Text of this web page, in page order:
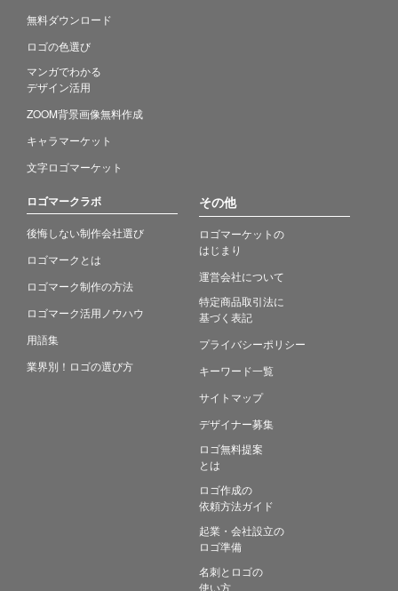
無料ダウンロード
ロゴの色選び
マンガでわかる
デザイン活用
ZOOM背景画像無料作成
キャラマーケット
文字ロゴマーケット
ロゴマークラボ
後悔しない制作会社選び
ロゴマークとは
ロゴマーク制作の方法
ロゴマーク活用ノウハウ
用語集
業界別！ロゴの選び方
その他
ロゴマーケットの
はじまり
運営会社について
特定商品取引法に
基づく表記
プライバシーポリシー
キーワード一覧
サイトマップ
デザイナー募集
ロゴ無料提案
とは
ロゴ作成の
依頼方法ガイド
起業・会社設立の
ロゴ準備
名刺とロゴの
使い方